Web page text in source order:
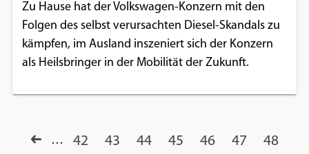
Zu Hause hat der Volkswagen-Konzern mit den
Folgen des selbst verursachten Diesel-Skandals zu
kämpfen, im Ausland inszeniert sich der Konzern
als Heilsbringer in der Mobilität der Zukunft.
… 42 43 44 45 46 47
48